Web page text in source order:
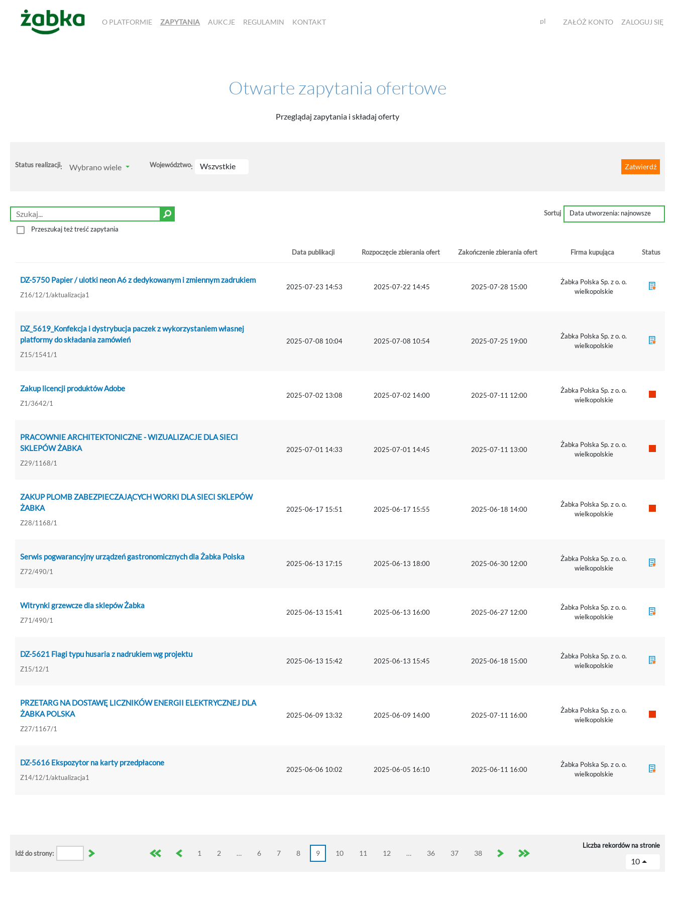
O PLATFORMIE ZAPYTANIA AUKCJE REGULAMIN KONTAKT pl ZAŁÓŻ KONTO ZALOGUJ SIĘ
Otwarte zapytania ofertowe
Przeglądaj zapytania i składaj oferty
Status realizacji: Wybrano wiele Województwo: Wszystkie Zatwierdź
Sortuj
Data utworzenia: najnowsze
Przeszukaj też treść zapytania
Data publikacji Rozpoczęcie zbierania ofert Zakończenie zbierania ofert Firma kupująca Status
DZ-5750 Papier / ulotki neon A6 z dedykowanym i zmiennym zadrukiem
Z16/12/1/aktualizacja1
2025-07-23 14:53 2025-07-22 14:45 2025-07-28 15:00
Żabka Polska Sp. z o. o.
wielkopolskie
DZ_5619_Konfekcja i dystrybucja paczek z wykorzystaniem własnej
platformy do składania zamówień
Z15/1541/1
2025-07-08 10:04 2025-07-08 10:54 2025-07-25 19:00
Żabka Polska Sp. z o. o.
wielkopolskie
Zakup licencji produktów Adobe
Z1/3642/1
2025-07-02 13:08 2025-07-02 14:00 2025-07-11 12:00
Żabka Polska Sp. z o. o.
wielkopolskie
PRACOWNIE ARCHITEKTONICZNE - WIZUALIZACJE DLA SIECI
SKLEPÓW ŻABKA
Z29/1168/1
2025-07-01 14:33 2025-07-01 14:45 2025-07-11 13:00
Żabka Polska Sp. z o. o.
wielkopolskie
ZAKUP PLOMB ZABEZPIECZAJĄCYCH WORKI DLA SIECI SKLEPÓW
ŻABKA
Z28/1168/1
2025-06-17 15:51 2025-06-17 15:55 2025-06-18 14:00
Żabka Polska Sp. z o. o.
wielkopolskie
Serwis pogwarancyjny urządzeń gastronomicznych dla Żabka Polska
Z72/490/1
2025-06-13 17:15 2025-06-13 18:00 2025-06-30 12:00
Żabka Polska Sp. z o. o.
wielkopolskie
Witrynki grzewcze dla sklepów Żabka
Z71/490/1
2025-06-13 15:41 2025-06-13 16:00 2025-06-27 12:00
Żabka Polska Sp. z o. o.
wielkopolskie
DZ-5621 Flagi typu husaria z nadrukiem wg projektu
Z15/12/1
2025-06-13 15:42 2025-06-13 15:45 2025-06-18 15:00
Żabka Polska Sp. z o. o.
wielkopolskie
PRZETARG NA DOSTAWĘ LICZNIKÓW ENERGII ELEKTRYCZNEJ DLA
ŻABKA POLSKA
Z27/1167/1
2025-06-09 13:32 2025-06-09 14:00 2025-07-11 16:00
Żabka Polska Sp. z o. o.
wielkopolskie
DZ-5616 Ekspozytor na karty przedpłacone
Z14/12/1/aktualizacja1
2025-06-06 10:02 2025-06-05 16:10 2025-06-11 16:00
Żabka Polska Sp. z o. o.
wielkopolskie
Idź do strony: 1 2 … 6 7 8 9 10 11 12 … 36 37 38
Liczba rekordów na stronie
10